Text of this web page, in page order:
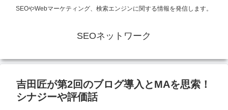
SEOやWebマーケティング、検索エンジンに関する情報を発信します。
SEOネットワーク
吉田匠が第2回のブログ導入とMAを思索！
シナジーや評価話